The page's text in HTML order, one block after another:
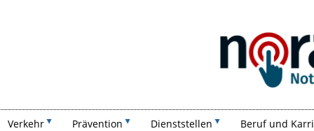
Verkehr Prävention Dienststellen Beruf und